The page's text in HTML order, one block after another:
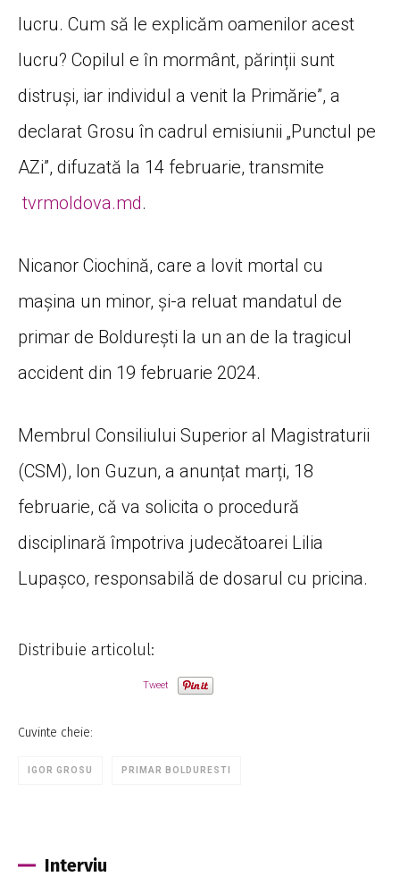
lucru. Cum să le explicăm oamenilor acest
lucru? Copilul e în mormânt, părinții sunt
distruși, iar individul a venit la Primărie”, a
declarat Grosu în cadrul emisiunii „Punctul pe
AZi”, difuzată la 14 februarie, transmite
tvrmoldova.md.
Nicanor Ciochină, care a lovit mortal cu
mașina un minor, și-a reluat mandatul de
primar de Boldurești la un an de la tragicul
accident din 19 februarie 2024.
Membrul Consiliului Superior al Magistraturii
(CSM), Ion Guzun, a anunțat marți, 18
februarie, că va solicita o procedură
disciplinară împotriva judecătoarei Lilia
Lupașco, responsabilă de dosarul cu pricina.
Distribuie articolul:
Tweet
Cuvinte cheie:
IGOR GROSU PRIMAR BOLDURESTI
Interviu